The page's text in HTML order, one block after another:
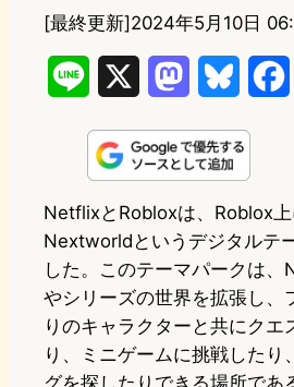
[最終更新]2024年5月10日
n
s
o
d
o
n
u
e
s
k
y
NetflixとRobloxは、Roblox
Nextworldというデジタルテ
した。このテーマパークは
やシリーズの世界を拡張し、
りのキャラクターと共にクエ
り、ミニゲームに挑戦したり